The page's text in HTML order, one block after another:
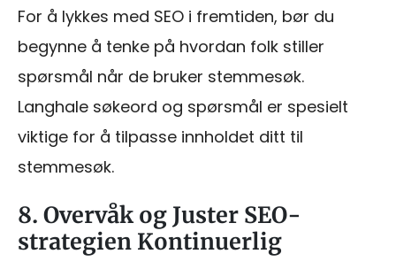
For å lykkes med SEO i fremtiden, bør du
begynne å tenke på hvordan folk stiller
spørsmål når de bruker stemmesøk.
Langhale søkeord og spørsmål er spesielt
viktige for å tilpasse innholdet ditt til
stemmesøk.
8. Overvåk og Juster SEO-
strategien Kontinuerlig